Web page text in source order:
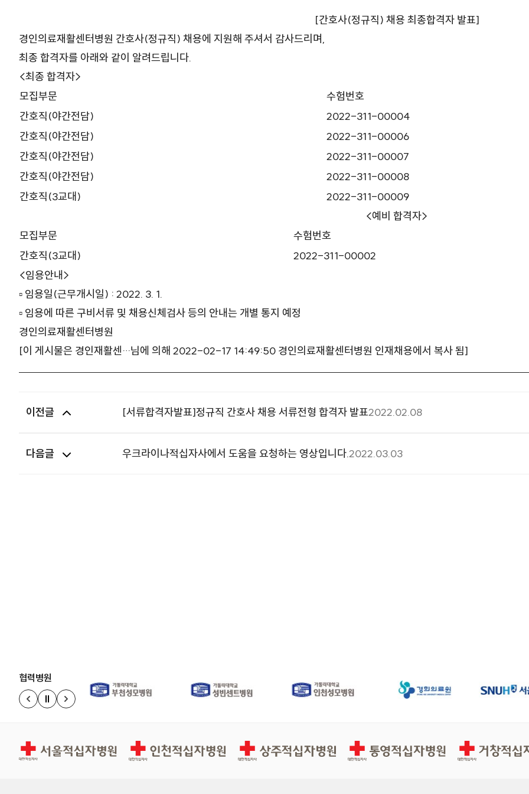
[간호사(정규직) 채용 최종합격자 발표]
경인의료재활센터병원 간호사(정규직) 채용에 지원해 주셔서 감사드리며,
최종 합격자를 아래와 같이 알려드립니다.
<최종 합격자>
모집부문
수험번호
간호직(야간전담)
2022-311-00004
간호직(야간전담)
2022-311-00006
간호직(야간전담)
2022-311-00007
간호직(야간전담)
2022-311-00008
간호직(3교대)
2022-311-00009
<예비 합격자>
모집부문
수험번호
간호직(3교대)
2022-311-00002
<임용안내>
▫ 임용일(근무개시일) : 2022. 3. 1.
▫ 임용에 따른 구비서류 및 채용신체검사 등의 안내는 개별 통지 예정
경인의료재활센터병원
[이 게시물은 경인재활센…님에 의해 2022-02-17 14:49:50 경인의료재활센터병원 인재채용에서 복사 됨]
이전글 [서류합격자발표]정규직 간호사 채용 서류전형 합격자 발표2022.02.08
다음글 우크라이나적십자사에서 도움을 요청하는 영상입니다.2022.03.03
협력병원
이전 슬라이드
정지
다음 슬라이드
경인권역재활병원 인천적십자병원 상주적십자병원 통영적십자병원 거창적십자병원